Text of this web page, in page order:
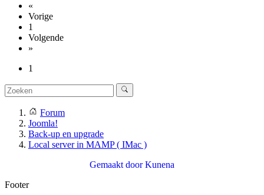
«
Vorige
1
Volgende
»
1
Forum
Joomla!
Back-up en upgrade
Local server in MAMP ( IMac )
Gemaakt doorKunena
Footer